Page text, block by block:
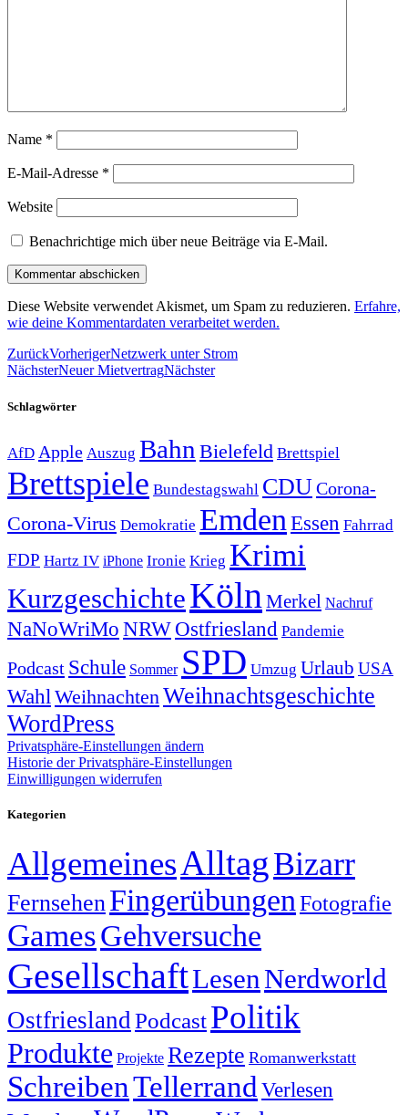
Name *
E-Mail-Adresse *
Website
Benachrichtige mich über neue Beiträge via E-Mail.
Diese Website verwendet Akismet, um Spam zu reduzieren. Erfahre,
wie deine Kommentardaten verarbeitet werden.
ZurückVorherigerNetzwerk unter Strom
NächsterNeuer MietvertragNächster
Schlagwörter
AfD Apple Auszug Bahn Bielefeld Brettspiel
Brettspiele Bundestagswahl CDUCorona-
Corona-Virus Demokratie Emden Essen Fahrrad
FDP Hartz IV iPhone Ironie Krieg Krimi
KurzgeschichteKöln Merkel Nachruf
NaNoWriMo NRWOstfriesland Pandemie
Podcast Schule Sommer SPD Umzug Urlaub USA
Wahl Weihnachten Weihnachtsgeschichte
WordPress
Privatsphäre-Einstellungen ändern
Historie der Privatsphäre-Einstellungen
Einwilligungen widerrufen
Kategorien
AllgemeinesAlltagBizarr
FernsehenFingerübungen Fotografie
GamesGehversuche
GesellschaftLesenNerdworld
OstfrieslandPodcastPolitik
Produkte Projekte Rezepte Romanwerkstatt
SchreibenTellerrand Verlesen